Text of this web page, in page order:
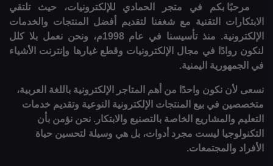
مرحبًا بكم في متجر الحمادي للإلكترونيات، حيث تلتقي
الابتكارات التقنية مع شغفنا لتقديم أفضل المنتجات والخدمات
الإلكترونية. منذ تأسيسنا في عام 1998م، ونحن نعمل بلا كلل
لنكون روادًا في مجال الإلكترونيات وقطع غيارها وإنترنت الأشياء
في الجمهورية اليمنية.
نسعى لأن نكون واحدًا من أهم المتاجر الإلكترونية باللغة العربية،
متخصصين في بيع المنتجات الإلكترونية النوعية وتقديم خدمات
التعليم والمشاريع الخاصة بالتصنيع والابتكار. نحن نؤمن بأن
التكنولوجيا ليست مجرد أدوات، بل هي وسيلة لتحسين حياة
الأفراد والمجتمعات.